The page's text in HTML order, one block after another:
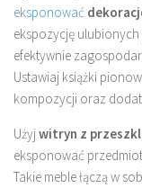
eksponować
ekspozycję
efektywnie
Ustawiaj książki
kompozycji oraz
Użyjwitryn z
eksponować
Takie meble łączą w